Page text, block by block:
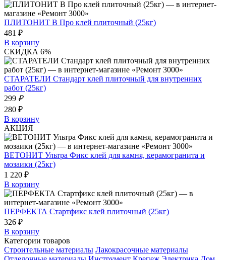
ПЛИТОНИТ В Про клей плиточный (25кг)
481 ₽
В корзину
СКИДКА 6%
СТАРАТЕЛИ Стандарт клей плиточный для внутренних
работ (25кг)
299 ₽
280 ₽
В корзину
АКЦИЯ
ВЕТОНИТ Ультра Фикс клей для камня, керамогранита и
мозаики (25кг)
1 220 ₽
В корзину
ПЕРФЕКТА Стартфикс клей плиточный (25кг)
326 ₽
В корзину
Категории товаров
Строительные материалы Лакокрасочные материалы